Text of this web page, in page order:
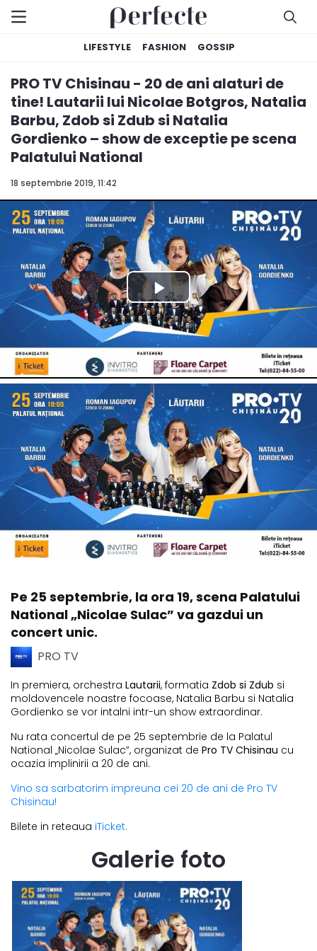
LIFESTYLE FASHION GOSSIP
18 septembrie 2019, 11:42
PRO TV Chisinau - 20 de ani alaturi de
tine! Lautarii lui Nicolae Botgros, Natalia
Barbu, Zdob si Zdub si Natalia
Gordienko – show de exceptie pe scena
Palatului National
Pe 25 septembrie, la ora 19, scena Palatului
National „Nicolae Sulac” va gazdui un
concert unic.
PRO TV
In premiera, orchestra Lautarii, formatia Zdob si Zdub si
moldovencele noastre focoase, Natalia Barbu si Natalia
Gordienko se vor intalni intr-un show extraordinar.
Nu rata concertul de pe 25 septembrie de la Palatul
National „Nicolae Sulac”, organizat de Pro TV Chisinau cu
ocazia implinirii a 20 de ani.
Vino sa sarbatorim impreuna cei 20 de ani de Pro TV
Chisinau!
Bilete in reteaua iTicket.
Galerie foto